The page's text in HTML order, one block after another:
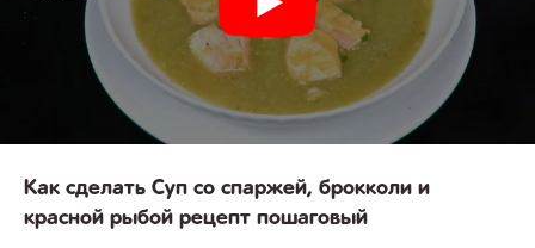
Как сделать Суп со спаржей, брокколи и
красной рыбой рецепт пошаговый